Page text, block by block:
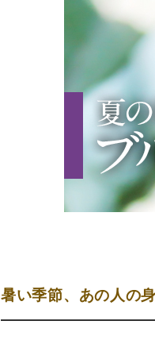
暑い季節、あの人の